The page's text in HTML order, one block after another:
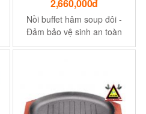
2,660,000đ
Nồi buffet hâm soup đôi -
Đảm bảo vệ sinh an toàn
trong quá trình nấu ăn